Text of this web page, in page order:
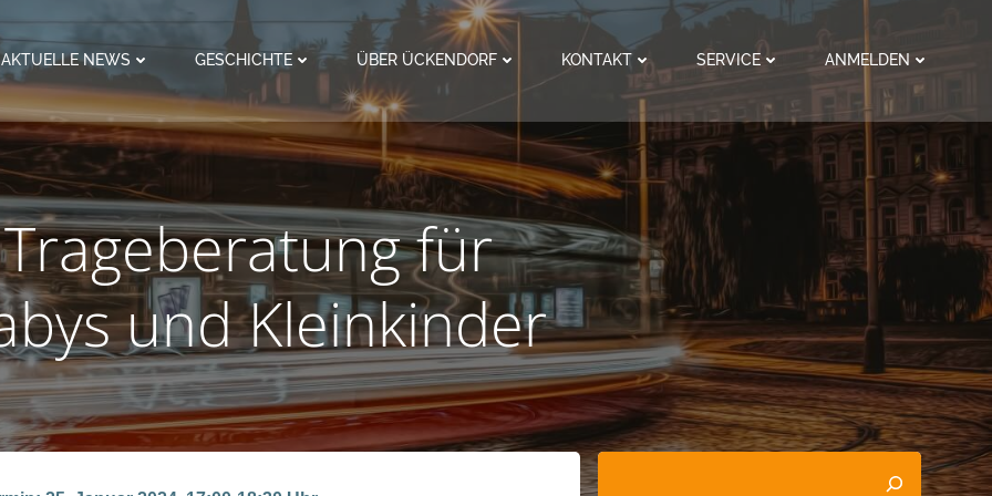
AKTUELLE NEWS GESCHICHTE ÜBER ÜCKENDORF KONTAKT SERVICE ANMELDEN
Trageberatung für
und Kleinkinder
Suchen